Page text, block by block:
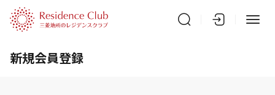
新規会員登録